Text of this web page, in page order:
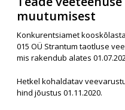
muutumisest
Konkurentsiamet
015 OÜ Strantum taotluse
mis rakendub alates
Hetkel kohaldatav
hind jõustus 01.11.2020.